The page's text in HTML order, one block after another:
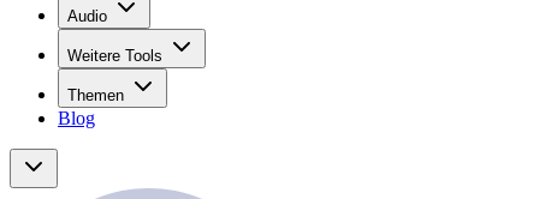
Audio
Weitere Tools
Themen
Blog